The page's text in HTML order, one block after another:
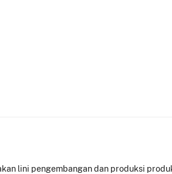
lini pengembangan dan produksi